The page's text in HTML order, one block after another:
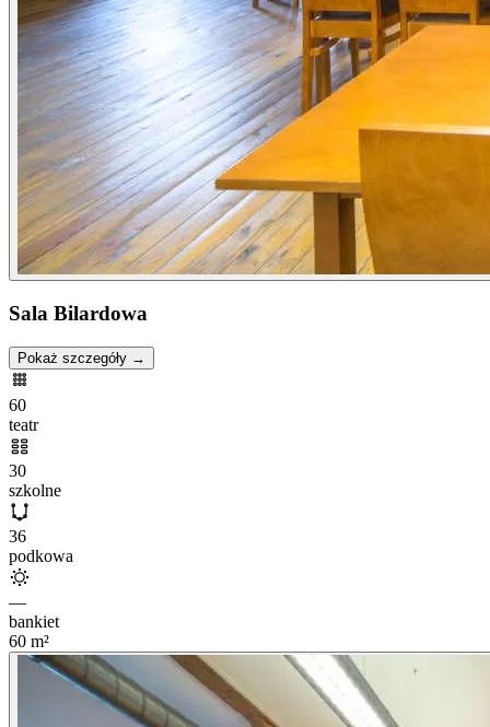
Sala Bilardowa
Pokaż szczegóły →
60
teatr
30
szkolne
36
podkowa
—
bankiet
60 m²